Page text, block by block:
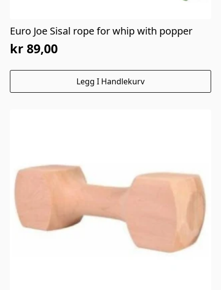
Euro Joe Sisal rope for whip with popper
kr 89,00
Legg I Handlekurv